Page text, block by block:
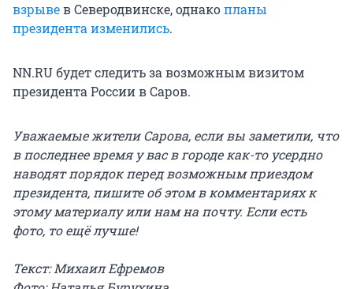
взрывев Северодвинске, однакопланы
президента изменились.
NN.RU будет следить за возможным визитом
президента России в Саров.
Уважаемые жители Сарова, если вы заметили, что
в последнее время у вас в городе как-то усердно
наводят порядок перед возможным приездом
президента, пишите об этом в комментариях к
этому материалу или нам на почту. Если есть
фото, то ещё лучше!
Текст: Михаил Ефремов